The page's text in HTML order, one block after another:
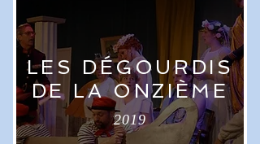
LES DÉGOURDIS
DE LA ONZIÈME
2019